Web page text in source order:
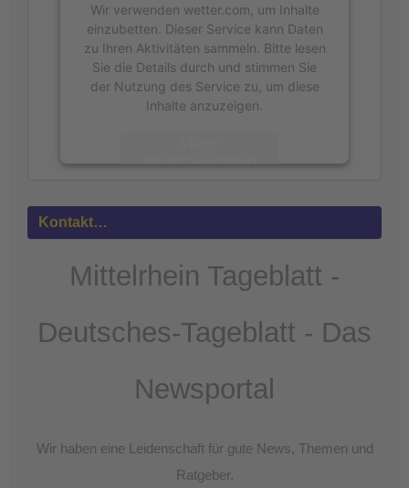
Wir verwenden wetter.com, um Inhalte
einzubetten. Dieser Service kann Daten
zu Ihren Aktivitäten sammeln. Bitte lesen
Sie die Details durch und stimmen Sie
der Nutzung des Service zu, um diese
Inhalte anzuzeigen.
Informationen
powered by
Kontakt…
Mittelrhein Tageblatt -
Deutsches-Tageblatt - Das
Newsportal
Wir haben eine Leidenschaft für gute News, Themen und
Ratgeber.